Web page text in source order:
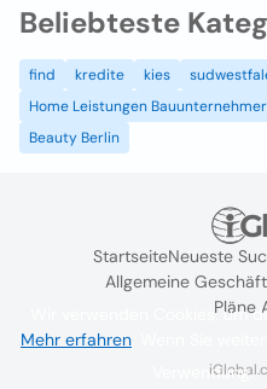
Beliebteste
find kredite kies
Home Leistungen
Beauty Berlin
StartseiteNeueste
Allgemeine
Pläne
Wir verwenden Cookies, um
Mehr erfahren
Verwendung.